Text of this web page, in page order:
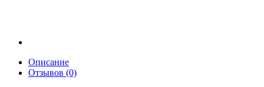
Описание
Отзывов (0)